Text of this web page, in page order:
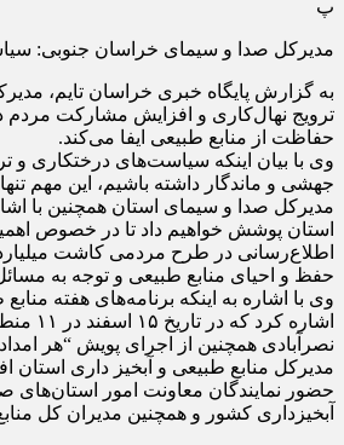
پ
مدیرکل صدا و سیمای خراسان جنوبی:
به گزارش پایگاه خبری خراسان تایم،
ترویج نهال‌کاری و افزایش مشارکت مردم
حفاظت از منابع طبیعی ایفا می‌کند.
وی با بیان اینکه سیاست‌های درختکاری
جهشی و ماندگار داشته باشیم، این مهم
مدیرکل صدا و سیمای استان همچنین با
استان پوشش خواهیم داد تا در خصوص
اطلاع‌رسانی در طرح مردمی کاشت
حفظ و احیای منابع طبیعی و توجه به
وی با اشاره به اینکه برنامه‌های هفته
اشاره کرد که در تاریخ ۱۵ اسفند در ۱۱ منطقه و در مساحتی معادل ۱۲ هکتار، با کاشت ۳۵۰۰ اصله نهال برگزار خواهد شد.
نصرآبادی همچنین از اجرای پویش “هر امدادگر یک نهال” در قالب کاشت
حضور نمایندگان معاونت امور
آبخیزداری کشور و همچنین مدیران کل